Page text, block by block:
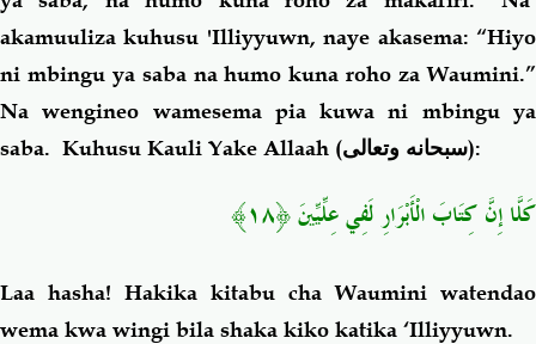
akamuuliza kuhusu 'Illiyyuwn, naye akasema: “Hiyo
ni mbingu ya saba na humo kuna roho za Waumini.”
Na wengineo wamesema pia kuwa ni mbingu ya
saba. Kuhusu Kauli Yake Allaah (سبحانه وتعالى):
كَلَّا إِنَّ كِتَابَ الْأَبْرَارِ لَفِي عِلِّيِّينَ ﴿١٨﴾
Laa hasha! Hakika kitabu cha Waumini watendao
wema kwa wingi bila shaka kiko katika ‘Illiyyuwn.